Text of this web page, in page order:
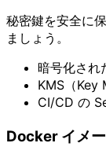
秘密鍵を安全に
ましょう。
暗号化され
KMS（Key
CI/CD の
Docker イメ